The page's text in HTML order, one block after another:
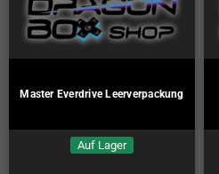
Master Everdrive Leerverpackung
Auf Lager